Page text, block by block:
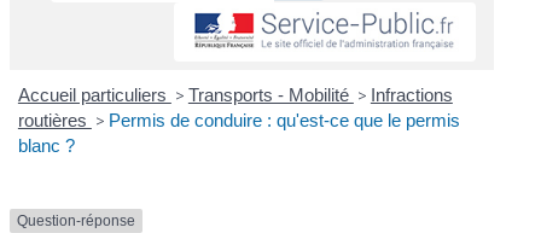
Accueil particuliers > Transports - Mobilité > Infractions
routières > Permis de conduire : qu'est-ce que le permis
blanc ?
Question-réponse